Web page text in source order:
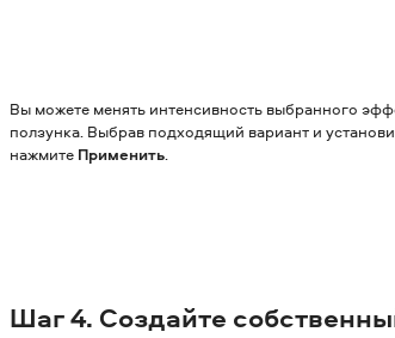
Вы можете менять интенсивность выбранного
ползунка. Выбрав подходящий вариант и
нажмите Применить.
Шаг 4. Создайте